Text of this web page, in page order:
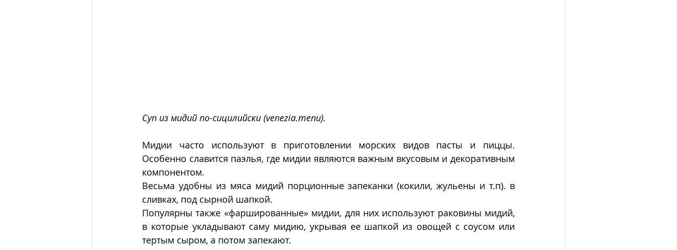
Суп из мидий по-сицилийски (venezia.menu).
Мидии часто используют в приготовлении морских видов пасты и пиццы.
Особенно славится паэлья, где мидии являются важным вкусовым и декоративным
компонентом.
Весьма удобны из мяса мидий порционные запеканки (кокили, жульены и т.п). в
сливках, под сырной шапкой.
Популярны также «фаршированные» мидии, для них используют раковины мидий,
в которые укладывают саму мидию, укрывая ее шапкой из овощей с соусом или
тертым сыром, а потом запекают.